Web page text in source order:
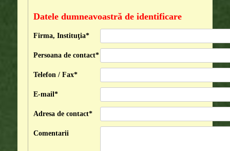
Datele dumneavoastră de identificare
Firma, Instituţia*
Persoana de contact*
Telefon / Fax*
E-mail*
Adresa de contact*
Comentarii